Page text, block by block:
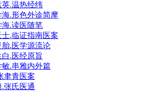
英.温热经纬
海.形色外诊简摩
海.读医随笔
士.临证指南医案
胎.医学源流论
白.医经原旨
敏.串雅内外篇
聿青医案
.张氏医通